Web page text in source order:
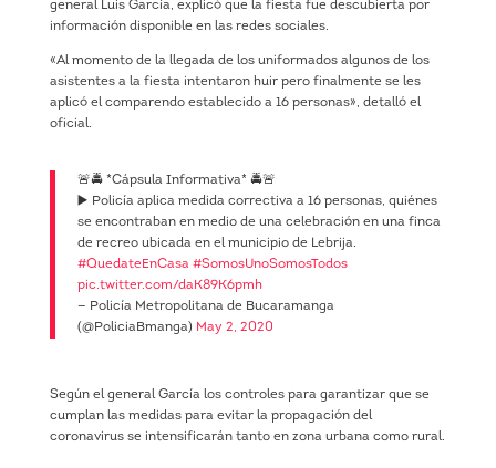
general Luis García, explicó que la fiesta fue descubierta por
información disponible en las redes sociales.
«Al momento de la llegada de los uniformados algunos de los
asistentes a la fiesta intentaron huir pero finalmente se les
aplicó el comparendo establecido a 16 personas», detalló el
oficial.
🚨🚔 *Cápsula Informativa* 🚔🚨
▶️ Policía aplica medida correctiva a 16 personas, quiénes
se encontraban en medio de una celebración en una finca
de recreo ubicada en el municipio de Lebrija.
#QuedateEnCasa #SomosUnoSomosTodos
pic.twitter.com/daK89K6pmh
— Policía Metropolitana de Bucaramanga
(@PoliciaBmanga) May 2, 2020
Según el general García los controles para garantizar que se
cumplan las medidas para evitar la propagación del
coronavirus se intensificarán tanto en zona urbana como rural.